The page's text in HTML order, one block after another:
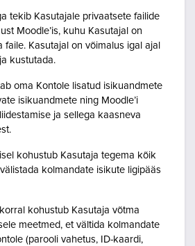
tekib Kasutajale privaatsete failide
Moodle’is, kuhu Kasutajal on
faile. Kasutajal on võimalus igal ajal
kustutada.
oma Kontole lisatud isikuandmete
isikuandmete ning Moodle’i
ja sellega kaasneva
kohustub Kasutaja tegema kõik
kolmandate isikute ligipääs
kohustub Kasutaja võtma
meetmed, et vältida kolmandate
(parooli vahetus, ID-kaardi,